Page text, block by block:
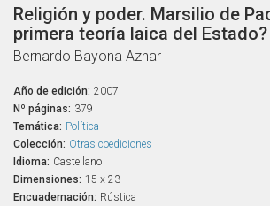
Religión y poder. Marsilio de
primera teoría laica del Estado?
Bernardo Bayona Aznar
Año de edición: 2007
Nº páginas: 379
Temática: Política
Colección: Otras coediciones
Idioma: Castellano
Dimensiones: 15 x 23
Encuadernación: Rústica